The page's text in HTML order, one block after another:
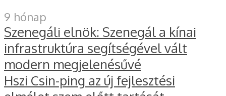
9 hónap
Szenegáli elnök: Szenegál a kínai
infrastruktúra segítségével vált
modern megjelenésűvé
Hszi Csin-ping az új fejlesztési